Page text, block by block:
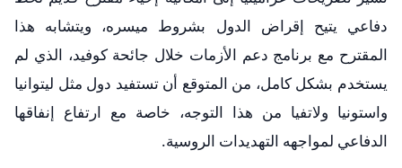
دفاعي يتيح إقراض الدول بشروط ميسره، ويتشابه هذا
المقترح مع برنامج دعم الأزمات خلال جائحة كوفيد، الذي لم
يستخدم بشكل كامل، من المتوقع أن تستفيد دول مثل ليتوانيا
واستونيا ولاتفيا من هذا التوجه، خاصة مع ارتفاع إنفاقها
الدفاعي لمواجهه التهديدات الروسية.